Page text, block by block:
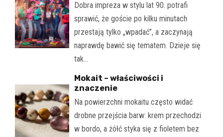
Dobra impreza w stylu lat 90. potrafi
sprawić, że goście po kilku minutach
przestają tylko „wpadać”, a zaczynają
naprawdę bawić się tematem. Dzieje się
tak…
Mokait – właściwości i
znaczenie
Na powierzchni mokaitu często widać
drobne przejścia barw: krem przechodzi
w bordo, a żółć styka się z fioletem bez